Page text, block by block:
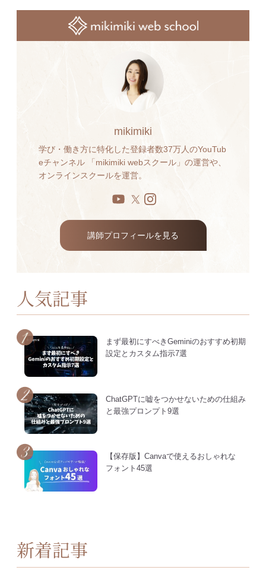
mikimiki
学び・働き方に特化した登録者数37万人のYouTub
eチャンネル 「mikimiki webスクール」の運営や、
オンラインスクールを運営。
講師プロフィールを見る
人気記事
まず最初にすべきGeminiのおすすめ初期
設定とカスタム指示7選
ChatGPTに嘘をつかせないための仕組み
と最強プロンプト9選
【保存版】Canvaで使えるおしゃれな
フォント45選
新着記事